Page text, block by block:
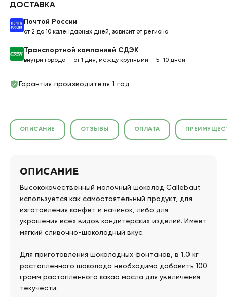
ДОСТАВКА
Почтой России
от 2 до 10 календарных дней, зависит от региона
Транспортной компанией СДЭК
внутри города — от 1 дня, между крупными — 5–10 дней
Гарантия производителя 1 год
ОПИСАНИЕ ОТЗЫВЫ ОПЛАТА
ОПИСАНИЕ
Высококачественный молочный шоколад Callebaut
используется как самостоятельный продукт, для
изготовления конфет и начинок, либо для
украшения всех видов кондитерских изделий. Имеет
мягкий сливочно-шоколадный вкус.
Для приготовления шоколадных фонтанов, в 1,0 кг
растопленного шоколада необходимо добавить 100
грамм растопленного какао масла для увеличения
текучести.